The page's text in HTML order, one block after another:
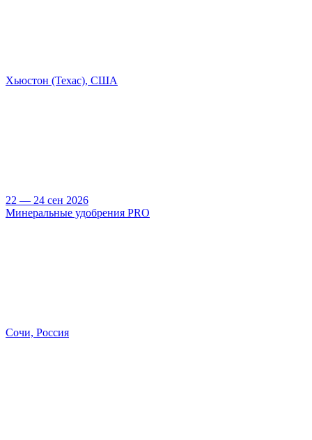
Хьюстон (Техас), США
22 — 24 сен 2026
Минеральные удобрения PRO
Сочи, Россия